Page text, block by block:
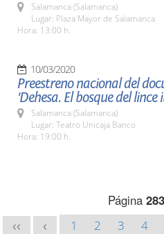
Salamanca (Salamanca)
Lugar: Plaza Mayor de Salamanca
Hora: 13:00 h.
10/03/2020
Preestreno nacional del
'Dehesa. El bosque del lince
Salamanca (Salamanca)
Lugar: Teatro Unicaja Banco
Hora: 19:00 h.
Página 283
<< < 1 2 3 4